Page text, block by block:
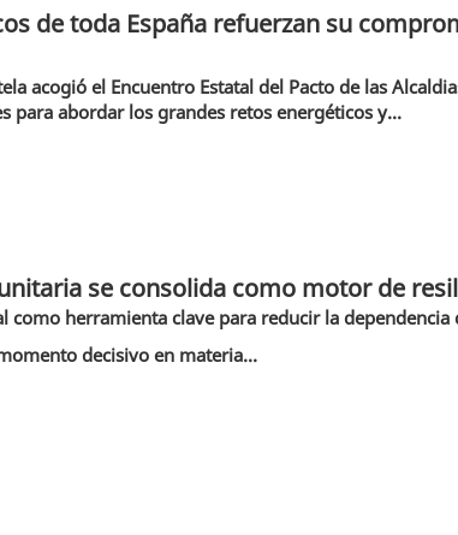
de toda España refuerzan su
acogió el Encuentro Estatal del Pacto de las
para abordar los grandes retos energéticos y...
se consolida como motor de
como herramienta clave para reducir la
decisivo en materia...